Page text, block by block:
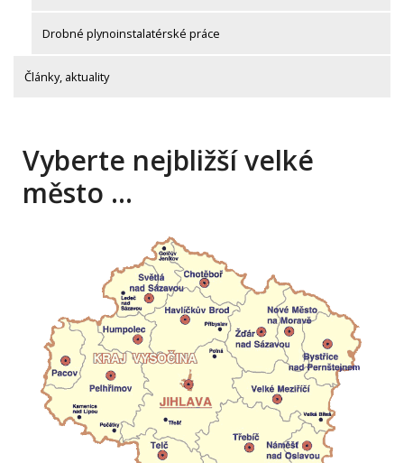
Drobné plynoinstalatérské práce
Články, aktuality
Vyberte nejbližší velké
město …